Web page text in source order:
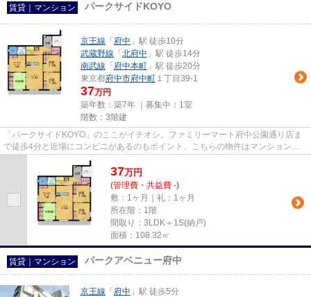
賃貸｜マンション パークサイドKOYO
京王線 「 府中 」駅 徒歩10分
武蔵野線 「 北府中 」駅 徒歩14分
南武線 「 府中本町 」駅 徒歩20分
東京都府中市府中町 １丁目39-1
37万円
築年数：築7年 ｜募集中： 1室
階数：3階建
「パークサイドKOYO」のここがイチオシ。ファミリーマート府中公園通り店ま
で徒歩4分と近場にコンビニがあるのもポイント。こちらの物件はマンションで
す。しっかりとした造りが自慢の...
37万円
(管理費・共益費 -)
敷：1ヶ月｜礼：1ヶ月
所在階：1階
間取り：3LDK＋1S(納戸)
面積：108.32㎡
賃貸｜マンション パークアベニュー府中
京王線 「 府中 」駅 徒歩5分